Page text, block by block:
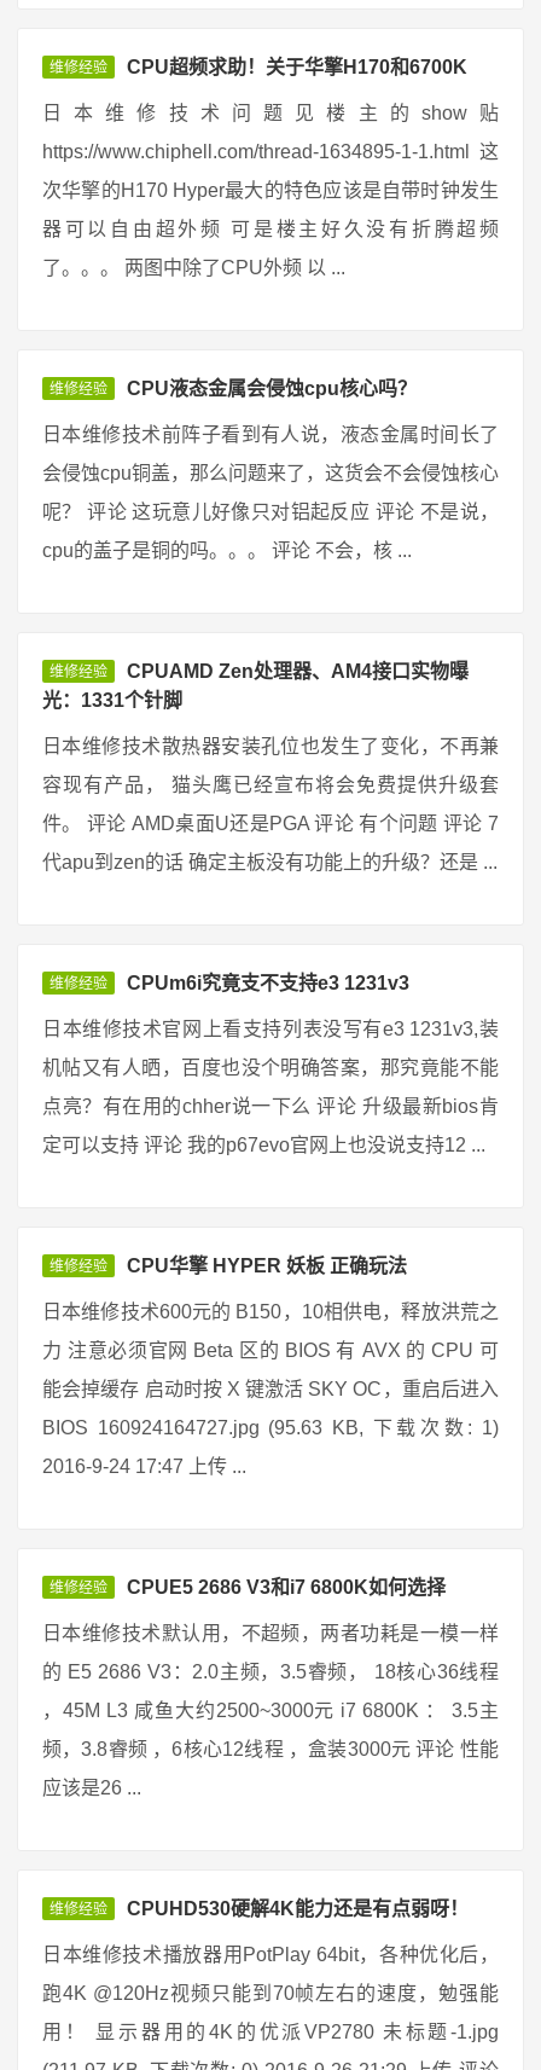
维修经验 CPU超频求助！关于华擎H170和6700K
日本维修技术问题见楼主的show贴
https://www.chiphell.com/thread-1634895-1-1.html 这
次华擎的H170 Hyper最大的特色应该是自带时钟发生
器可以自由超外频 可是楼主好久没有折腾超频
了。。。 两图中除了CPU外频 以 ...
维修经验 CPU液态金属会侵蚀cpu核心吗？
日本维修技术前阵子看到有人说，液态金属时间长了
会侵蚀cpu铜盖，那么问题来了，这货会不会侵蚀核心
呢？ 评论 这玩意儿好像只对铝起反应 评论 不是说，
cpu的盖子是铜的吗。。。 评论 不会，核 ...
维修经验
CPUAMD Zen处理器、AM4接口实物曝
光：1331个针脚
日本维修技术散热器安装孔位也发生了变化，不再兼
容现有产品， 猫头鹰已经宣布将会免费提供升级套
件。 评论 AMD桌面U还是PGA 评论 有个问题 评论 7
代apu到zen的话 确定主板没有功能上的升级？还是 ...
维修经验 CPUm6i究竟支不支持e3 1231v3
日本维修技术官网上看支持列表没写有e3 1231v3,装
机帖又有人晒，百度也没个明确答案，那究竟能不能
点亮？有在用的chher说一下么 评论 升级最新bios肯
定可以支持 评论 我的p67evo官网上也没说支持12 ...
维修经验 CPU华擎 HYPER 妖板 正确玩法
日本维修技术600元的 B150，10相供电，释放洪荒之
力 注意必须官网 Beta 区的 BIOS 有 AVX 的 CPU 可
能会掉缓存 启动时按 X 键激活 SKY OC，重启后进入
BIOS 160924164727.jpg (95.63 KB, 下载次数: 1)
2016-9-24 17:47 上传 ...
维修经验 CPUE5 2686 V3和i7 6800K如何选择
日本维修技术默认用，不超频，两者功耗是一模一样
的 E5 2686 V3：2.0主频，3.5睿频， 18核心36线程
，45M L3 咸鱼大约2500~3000元 i7 6800K ： 3.5主
频，3.8睿频 ，6核心12线程 ，盒装3000元 评论 性能
应该是26 ...
维修经验 CPUHD530硬解4K能力还是有点弱呀！
日本维修技术播放器用PotPlay 64bit，各种优化后，
跑4K @120Hz视频只能到70帧左右的速度，勉强能
用！ 显示器用的4K的优派VP2780 未标题-1.jpg